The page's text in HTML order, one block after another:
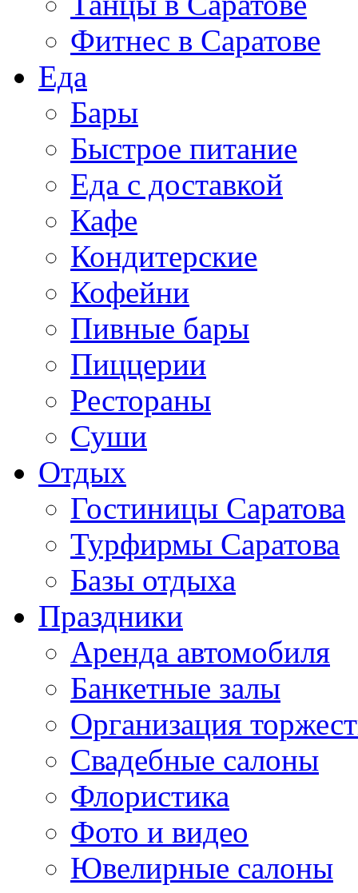
Фитнес в Саратове
Еда
Бары
Быстрое питание
Еда с доставкой
Кафе
Кондитерские
Кофейни
Пивные бары
Пиццерии
Рестораны
Суши
Отдых
Гостиницы Саратова
Турфирмы Саратова
Базы отдыха
Праздники
Аренда автомобиля
Банкетные залы
Организация
Свадебные салоны
Флористика
Фото и видео
Ювелирные салоны